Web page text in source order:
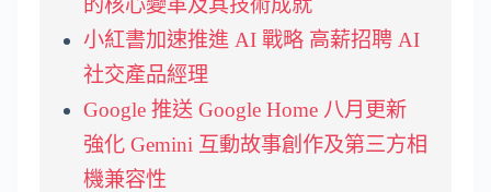
的核心變革及其技術成就
小紅書加速推進 AI 戰略 高薪招聘 AI
社交產品經理
Google 推送 Google Home 八月更新
強化 Gemini 互動故事創作及第三方相
機兼容性